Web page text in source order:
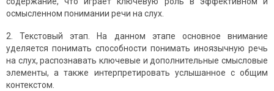
осмысленном понимании речи на слух.
2. Текстовый этап. На данном этапе основное внимание
уделяется понимать способности понимать иноязычную речь
на слух, распознавать ключевые и дополнительные смысловые
элементы, а также интерпретировать услышанное с общим
контекстом.